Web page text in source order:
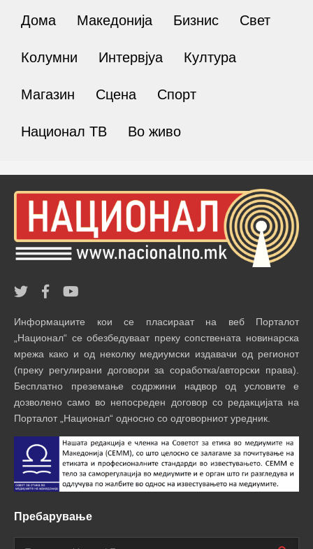
Дома Македонија Бизнис Свет
Колумни Интервјуа Култура
Магазин Сцена Спорт
Национал ТВ Во живо
Информациите кои се пласираат на веб Порталот
„Национал“ се обезбедуваат преку сопствената новинарска
мрежа како и од неколку медиумски издавачи од регионот
(преку регулирани договори за соработка/авторски права).
Бесплатно преземање содржини надвор од условите е
дозволено само во непосреден договор со редакцијата на
Порталот „Национал“ односно со одговорниот уредник.
Пребарување